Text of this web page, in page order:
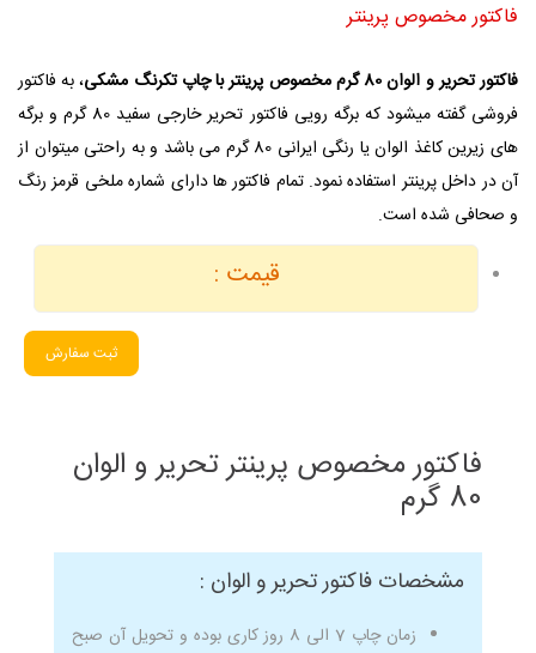
فاکتور مخصوص پرینتر
فاکتور تحریر و الوان 80 گرم مخصوص پرینتر با چاپ تکرنگ مشکی
، به فاکتور
فروشی گفته میشود که برگه رویی فاکتور تحریر خارجی سفید 80 گرم و برگه
های زیرین کاغذ الوان یا رنگی ایرانی 80 گرم می باشد و به راحتی میتوان از
آن در داخل پرینتر استفاده نمود. تمام فاکتور ها دارای شماره ملخی قرمز رنگ
و صحافی شده است.
قیمت :
ثبت سفارش
فاکتور مخصوص پرینتر تحریر و الوان
80 گرم
مشخصات فاکتور تحریر و الوان :
زمان چاپ 7 الی 8 روز کاری بوده و تحویل آن صبح